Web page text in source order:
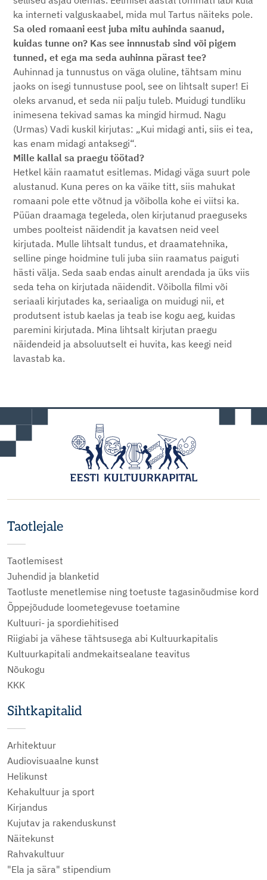
ka interneti valguskaabel, mida mul Tartus näiteks pole.
Sa oled romaani eest juba mitu auhinda saanud,
kuidas tunne on? Kas see innnustab sind või pigem
tunned, et ega ma seda auhinna pärast tee?
Auhinnad ja tunnustus on väga oluline, tähtsam minu
jaoks on isegi tunnustuse pool, see on lihtsalt super! Ei
oleks arvanud, et seda nii palju tuleb. Muidugi tundliku
inimesena tekivad samas ka mingid hirmud. Nagu
(Urmas) Vadi kuskil kirjutas: „Kui midagi anti, siis ei tea,
kas enam midagi antaksegi“.
Mille kallal sa praegu töötad?
Hetkel käin raamatut esitlemas. Midagi väga suurt pole
alustanud. Kuna peres on ka väike titt, siis mahukat
romaani pole ette võtnud ja võibolla kohe ei viitsi ka.
Püüan draamaga tegeleda, olen kirjutanud praeguseks
umbes poolteist näidendit ja kavatsen neid veel
kirjutada. Mulle lihtsalt tundus, et draamatehnika,
selline pinge hoidmine tuli juba siin raamatus paiguti
hästi välja. Seda saab endas ainult arendada ja üks viis
seda teha on kirjutada näidendit. Võibolla filmi või
seriaali kirjutades ka, seriaaliga on muidugi nii, et
produtsent istub kaelas ja teab ise kogu aeg, kuidas
paremini kirjutada. Mina lihtsalt kirjutan praegu
näidendeid ja absoluutselt ei huvita, kas keegi neid
lavastab ka.
Taotlejale
Taotlemisest
Juhendid ja blanketid
Taotluste menetlemise ning toetuste tagasinõudmise kord
Õppejõudude loometegevuse toetamine
Kultuuri- ja spordiehitised
Riigiabi ja vähese tähtsusega abi Kultuurkapitalis
Kultuurkapitali andmekaitsealane teavitus
Nõukogu
KKK
Sihtkapitalid
Arhitektuur
Audiovisuaalne kunst
Helikunst
Kehakultuur ja sport
Kirjandus
Kujutav ja rakenduskunst
Näitekunst
Rahvakultuur
"Ela ja sära" stipendium